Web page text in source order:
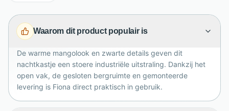
Met een breedte van 45 cm, hoogte van 60 cm en
diepte van 37 cm past Fiona comfortabel naast het
geleverd en is direct klaar voor gebruik in jouw
slaapkamer.
Waarom dit product populair is
De warme mangolook en zwarte details geven dit
nachtkastje een stoere industriële uitstraling. Dankzij het
open vak, de gesloten bergruimte en gemonteerde
levering is Fiona direct praktisch in gebruik.